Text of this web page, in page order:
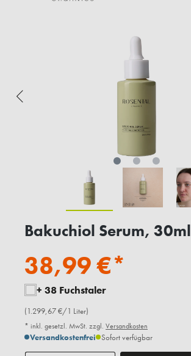
Bakuchiol Serum, 30ml
38,99 €*
+ 38 Fuchstaler
(1.299,67 €/1 Liter)
* inkl. gesetzl. MwSt. zzgl. Versandkosten
Versandkostenfrei Sofort verfügbar